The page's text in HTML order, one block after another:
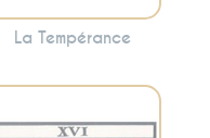
La Tempérance